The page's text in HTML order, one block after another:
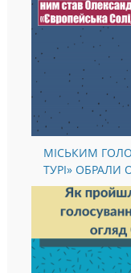
МІСЬКИМ
ТУРІ» ОБРАЛИ